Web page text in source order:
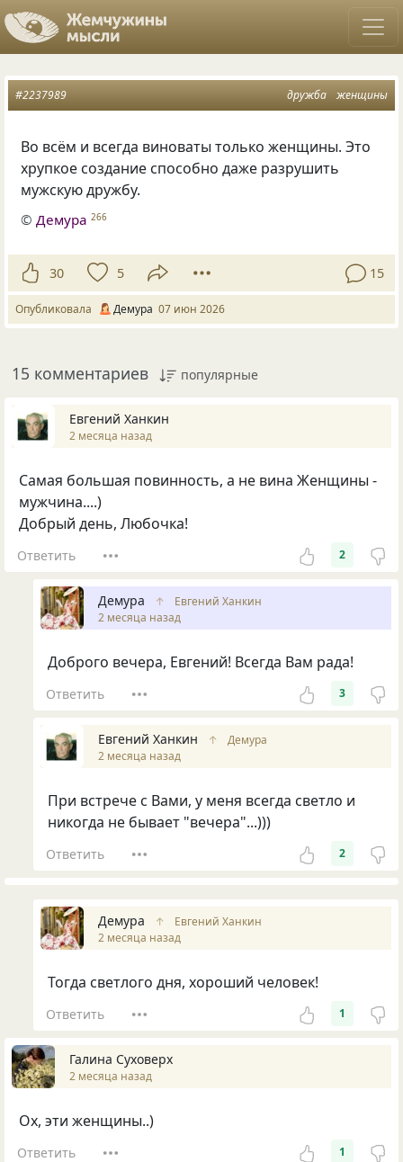
дружба женщины
#2237989
Во всём и всегда виноваты только женщины. Это
хрупкое создание способно даже разрушить
мужскую дружбу.
© Демура 266
30 5 15
Опубликовала Демура 07 июн 2026
15 комментариев популярные
Евгений Ханкин
2 месяца назад
Самая большая повинность, а не вина Женщины -
мужчина....)
Добрый день, Любочка!
Ответить 2
Демура ↑
Евгений Ханкин
2 месяца назад
Доброго вечера, Евгений! Всегда Вам рада!
Ответить 3
Евгений Ханкин ↑
Демура
2 месяца назад
При встрече с Вами, у меня всегда светло и
никогда не бывает "вечера"...)))
Ответить 2
Демура ↑
Евгений Ханкин
2 месяца назад
Тогда светлого дня, хороший человек!
Ответить 1
Галина Суховерх
2 месяца назад
Ох, эти женщины..)
Ответить 1